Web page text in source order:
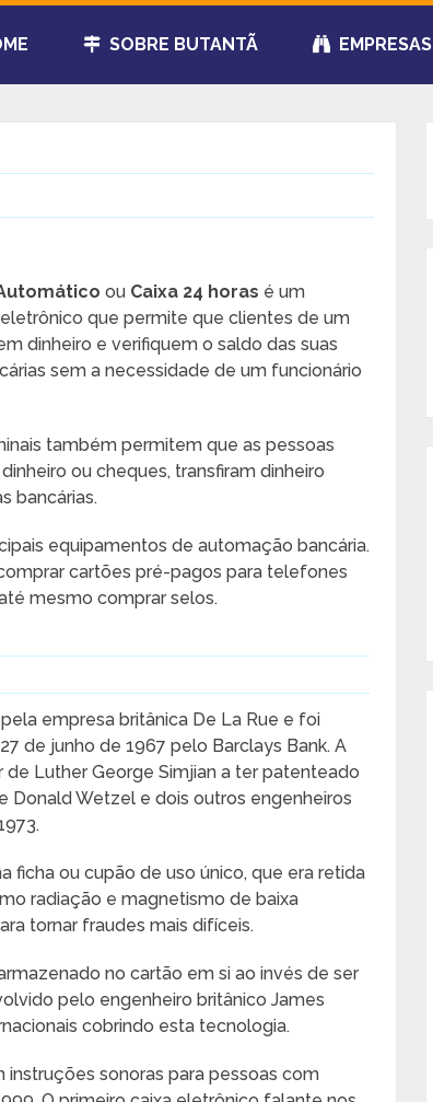
SOBRE BUTANTÃ EMPRESAS
ou Caixa 24 horas é um
que permite que clientes de um
dinheiro e verifiquem o saldo das suas
sem a necessidade de um funcionário
também permitem que as pessoas
ou cheques, transfiram dinheiro
bancárias.
equipamentos de automação bancária.
cartões pré-pagos para telefones
mesmo comprar selos.
empresa britânica De La Rue e foi
de junho de 1967 pelo Barclays Bank. A
Luther George Simjian a ter patenteado
Donald Wetzel e dois outros engenheiros
ficha ou cupão de uso único, que era retida
radiação e magnetismo de baixa
tornar fraudes mais difíceis.
no cartão em si ao invés de ser
pelo engenheiro britânico James
cobrindo esta tecnologia.
sonoras para pessoas com